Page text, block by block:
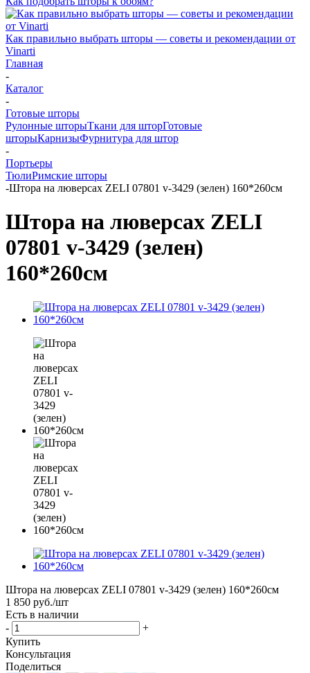
Как правильно выбрать шторы — советы и рекомендации от
Vinarti
Главная
-
Каталог
-
Готовые шторы
Рулонные шторыТкани для шторГотовые
шторыКарнизыФурнитура для штор
-
Портьеры
ТюлиРимские шторы
-Штора на люверсах ZELI 07801 v-3429 (зелен) 160*260см
Штора на люверсах ZELI
07801 v-3429 (зелен)
160*260см
Штора на люверсах ZELI 07801 v-3429 (зелен) 160*260см
1 850 руб./шт
Есть в наличии
-
+
Купить
Консультация
Поделиться